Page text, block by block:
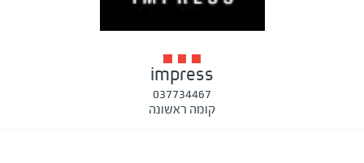
impress
037734467
קומה ראשונה